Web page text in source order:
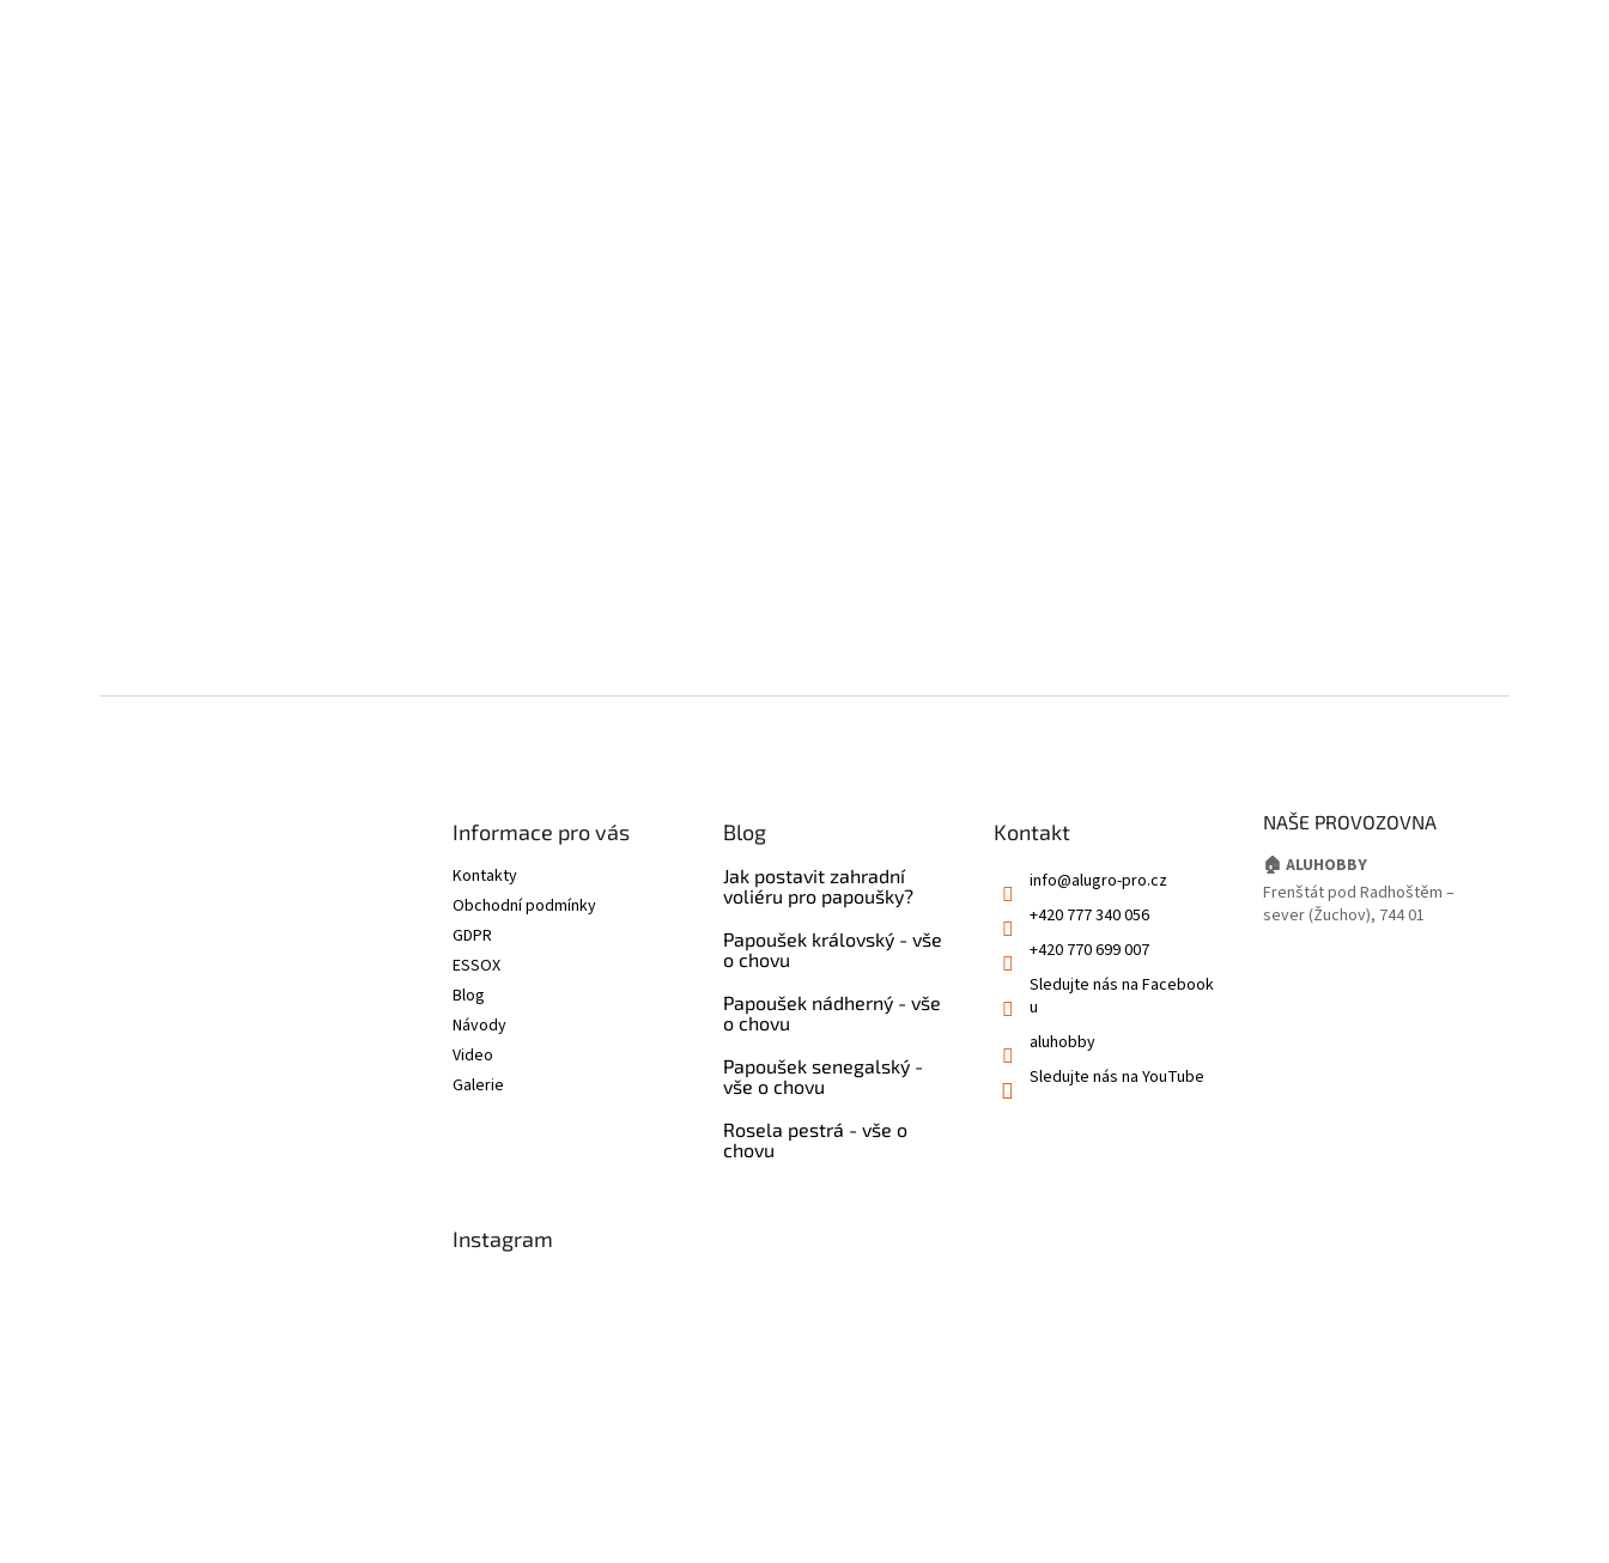
Informace pro vás
Kontakty
Obchodní podmínky
GDPR
ESSOX
Blog
Návody
Video
Galerie
Blog
Jak postavit zahradní
voliéru pro papoušky?
Papoušek královský - vše
o chovu
Papoušek nádherný - vše
o chovu
Papoušek senegalský -
vše o chovu
Rosela pestrá - vše o
chovu
Kontakt
info@alugro-pro.cz
+420 777 340 056
+420 770 699 007
Sledujte nás na Facebook
u
aluhobby
Sledujte nás na YouTube
NAŠE PROVOZOVNA
🏠 ALUHOBBY
Frenštát pod Radhoštěm –
sever (Žuchov), 744 01
Instagram